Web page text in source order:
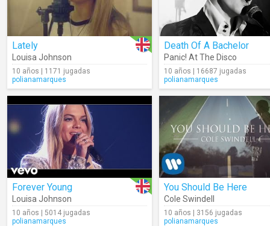
Lately
Louisa Johnson
10 años | 1171 jugadas
polianamarques
Death Of A Bachelor
Panic! At The Disco
10 años | 16687 jugadas
polianamarques
Forever Young
Louisa Johnson
10 años | 5014 jugadas
polianamarques
You Should Be Here
Cole Swindell
10 años | 3156 jugadas
polianamarques